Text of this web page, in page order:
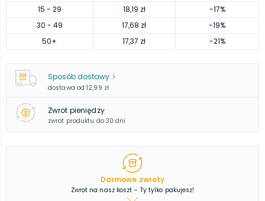
15 - 29 18,19 zł
-17%
30 - 49 17,68 zł
-19%
50+ 17,37 zł -21%
Sposób dostawy
dostawa od 12,99 zł
Zwrot pieniędzy
zwrot produktu do 30 dni
Darmowe zwroty
Zwrot na nasz koszt – Ty tylko pakujesz!